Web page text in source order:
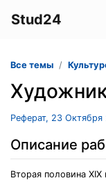
Stud24
Все темы
Реферат, 23 Октября
Описание
Вторая половина XIX